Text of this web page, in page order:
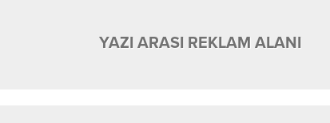
YAZI ARASI REKLAM ALANI